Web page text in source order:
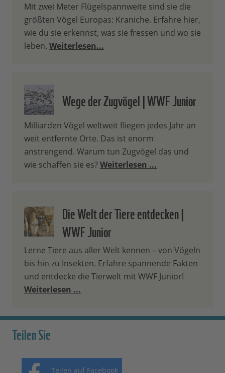
Mit zwei Meter Flügelspannweite sind sie die
größten Vögel Europas: Kraniche. Erfahre hier,
wie du sie erkennst, was sie fressen und wo sie
leben. Weiterlesen...
Wege der Zugvögel | WWF Junior
Milliarden Vögel weltweit fliegen jedes Jahr an
weit entfernte Orte. Das ist enorm
anstrengend. Warum tun Zugvögel das und
wie schaffen sie es?Weiterlesen ...
Die Welt der Tiere entdecken |
WWF Junior
Lerne Tiere aus aller Welt kennen – von Vögeln
bis hin zu Insekten. Erfahre spannende Fakten
und entdecke die Tierwelt mit WWF Junior!
Weiterlesen ...
Teilen Sie
Teilen auf Facebook